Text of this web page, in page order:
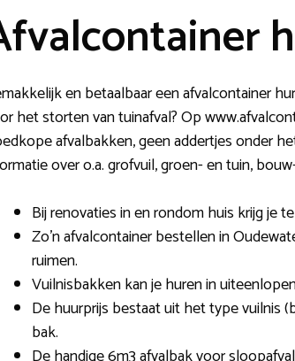
en betaalbaar een afvalcontainer
het storten van tuinafval? Op
afvalbakken, geen addertjes onder
over o.a. grofvuil, groen- en tuin,
Bij renovaties in en rondom huis krijg je
Zo’n afvalcontainer bestellen in
ruimen.
Vuilnisbakken kan je huren in
De huurprijs bestaat uit het type vuilnis
bak.